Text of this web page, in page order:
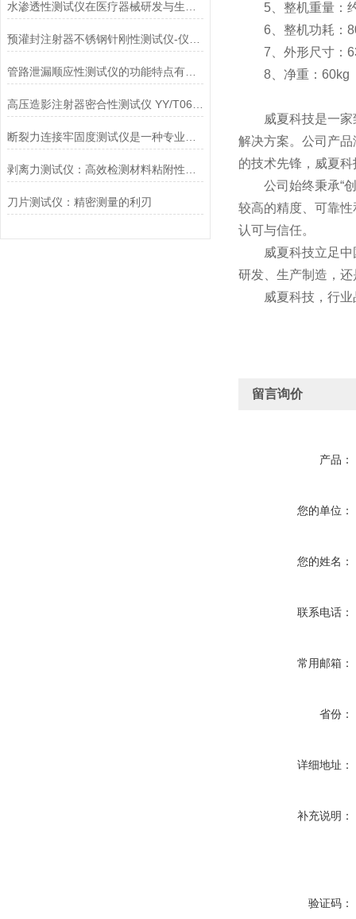
管路泄漏顺应性测试仪的功能特点有哪些?
刀片测试仪：精密测量的利刃
5、整机重量：
6、整机功耗：
7、外形尺寸：
8、净重：60kg
威夏科技是一家
解决方案。公司产
的技术先锋，威夏
公司始终秉承“创
较高的精度、可靠
认可与信任。
威夏科技立足中国
研发、生产制造，
威夏科技，行业
留言询价
产品：
您的单位：
您的姓名：
联系电话：
常用邮箱：
省份：
详细地址：
补充说明：
验证码：